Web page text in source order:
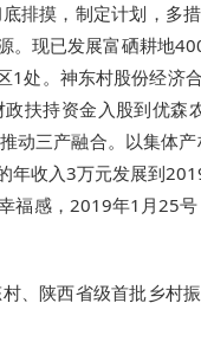
排摸，制定计划，多
。现已发展富硒耕地
处。神东村股份经济
扶持资金入股到优
动三产融合。以集体
年收入3万元发展到
福感，2019年1月25
、陕西省级首批乡村